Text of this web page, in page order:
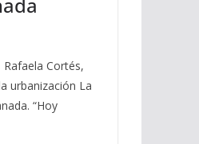
Cortés,
urbanización La
“Hoy